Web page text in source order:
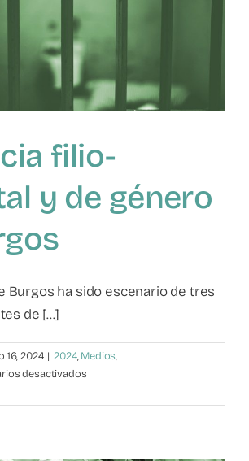
filio-
y de género
Burgos ha sido escenario de tres
de [...]
16, 2024 | 2024,Medios,
desactivadosen
filio-